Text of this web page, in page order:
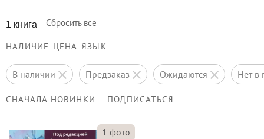
1 книга Сбросить все
НАЛИЧИЕ ЦЕНА ЯЗЫК
в наличии предзаказ ожидаются нет
СНАЧАЛА НОВИНКИ ПОДПИСАТЬСЯ
1 фото